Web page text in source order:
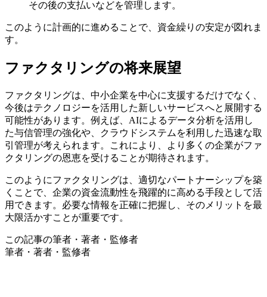
その後の支払いなどを管理します。
このように計画的に進めることで、資金繰りの安定が図れま
す。
ファクタリングの将来展望
ファクタリングは、中小企業を中心に支援するだけでなく、
今後はテクノロジーを活用した新しいサービスへと展開する
可能性があります。例えば、AIによるデータ分析を活用し
た与信管理の強化や、クラウドシステムを利用した迅速な取
引管理が考えられます。これにより、より多くの企業がファ
クタリングの恩恵を受けることが期待されます。
このようにファクタリングは、適切なパートナーシップを築
くことで、企業の資金流動性を飛躍的に高める手段として活
用できます。必要な情報を正確に把握し、そのメリットを最
大限活かすことが重要です。
この記事の筆者・著者・監修者
筆者・著者・監修者